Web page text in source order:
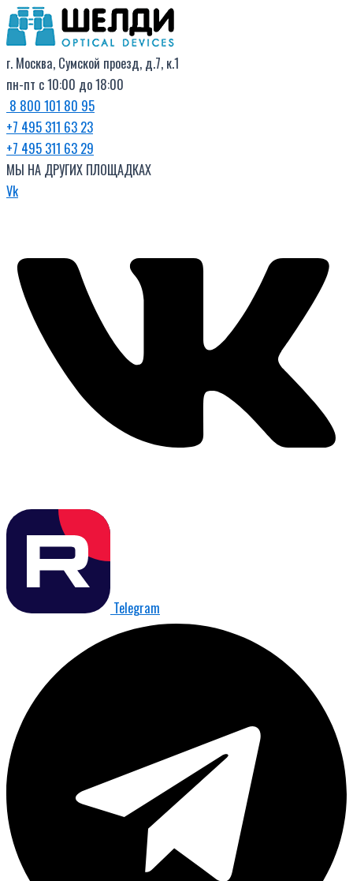
Перейти
к
содержимому
г. Москва, Сумской проезд, д.7, к.1
пн-пт с 10:00 до 18:00
8 800 101 80 95
+7 495 311 63 23
+7 495 311 63 29
МЫ НА ДРУГИХ ПЛОЩАДКАХ
Vk
Telegram
Поиск
товаров
Цены:
по
убыванию